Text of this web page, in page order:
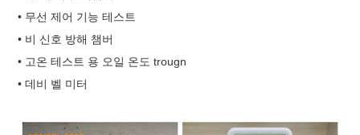
• 무선 제어 기능 테스트
• 비 신호 방해 챔버
• 고온 테스트 용 오일 온도 trougn
• 데비 벨 미터